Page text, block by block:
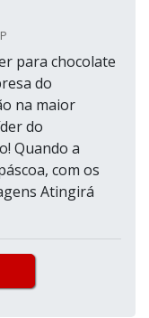
para chocolate
do
na maior
do
Quando a
com os
Atingirá